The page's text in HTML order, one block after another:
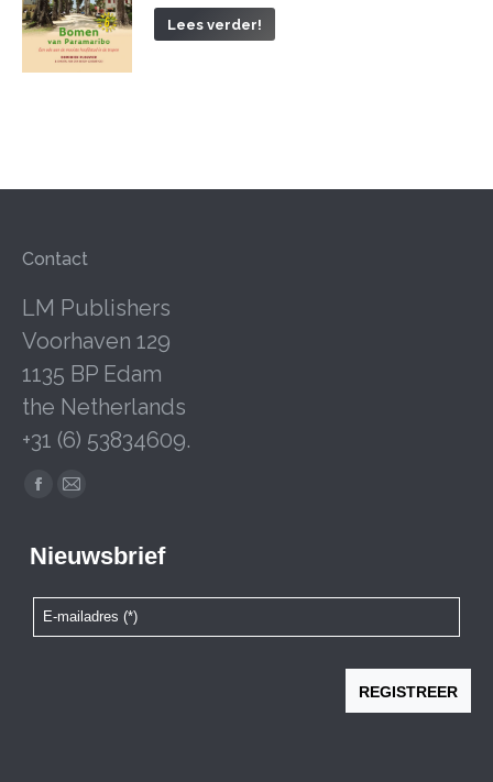
Lees verder!
Contact
LM Publishers
Voorhaven 129
1135 BP Edam
the Netherlands
+31 (6) 53834609.
Facebook
opens
new
window
Mail
opens
new
window